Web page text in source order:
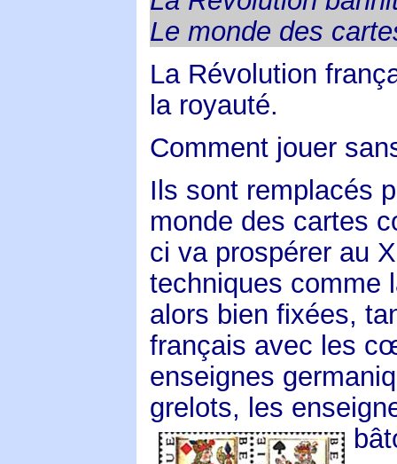
Le monde des
La Révolution
la royauté.
Comment jouer
Ils sont remplacés
monde des cartes
ci va prospérer au
techniques comme
alors bien fixées,
français avec les
enseignes
grelots, les